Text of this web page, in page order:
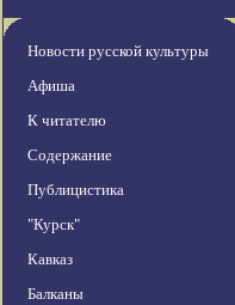
Новости русской культуры
Афиша
К читателю
Содержание
Публицистика
"Курск"
Кавказ
Балканы